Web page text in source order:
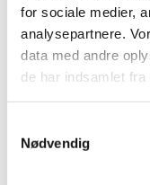
for sociale medier,
analysepartnere.
data med andre
de har indsamlet fra
Nødvendig
Ligesom tidligere
handels- og
uddannelser i
ophold.
at eleverne tager
udlandet. For